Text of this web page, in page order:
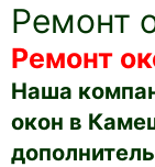
Ремонт
Ремонт
Наша
окон в